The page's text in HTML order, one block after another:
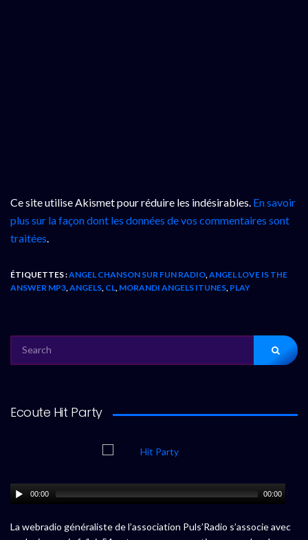
Ce site utilise Akismet pour réduire les indésirables. En savoir
plus sur la façon dont les données de vos commentaires sont
traitées.
ÉTIQUETTES :ANGEL CHANSON SUR FUN RADIO,ANGEL LOVE IS THE
ANSWER MP3,ANGELS, CL, MORANDI ANGELS ITUNES, PLAY
FOR:
Ecoute Hit Party
00:00 00:00
La webradio généraliste de l’association Puls’Radio s’associe avec